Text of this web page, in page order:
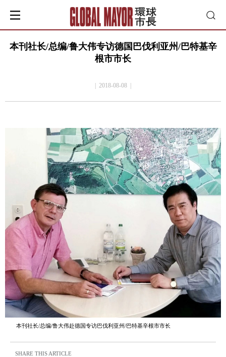
本刊社长/总编/鲁大伟专访德国巴伐利亚州/巴特基辛
根市市长
| 2018-08-08 |
本刊社长/总编/鲁大伟赴德国专访巴伐利亚州/巴特基辛根市市长
SHARE THIS ARTICLE